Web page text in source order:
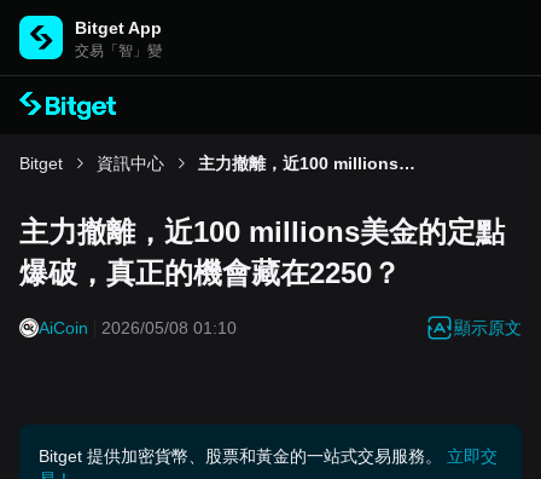
Bitget App
交易「智」變
Bitget 資訊中心 主力撤離，近100 millions美金的定點爆破，真正的機會藏在2250？
主力撤離，近100 millions美金的定點
爆破，真正的機會藏在2250？
AiCoin 2026/05/08 01:10 顯示原文
Bitget 提供加密貨幣、股票和黃金的一站式交易服務。
立即交